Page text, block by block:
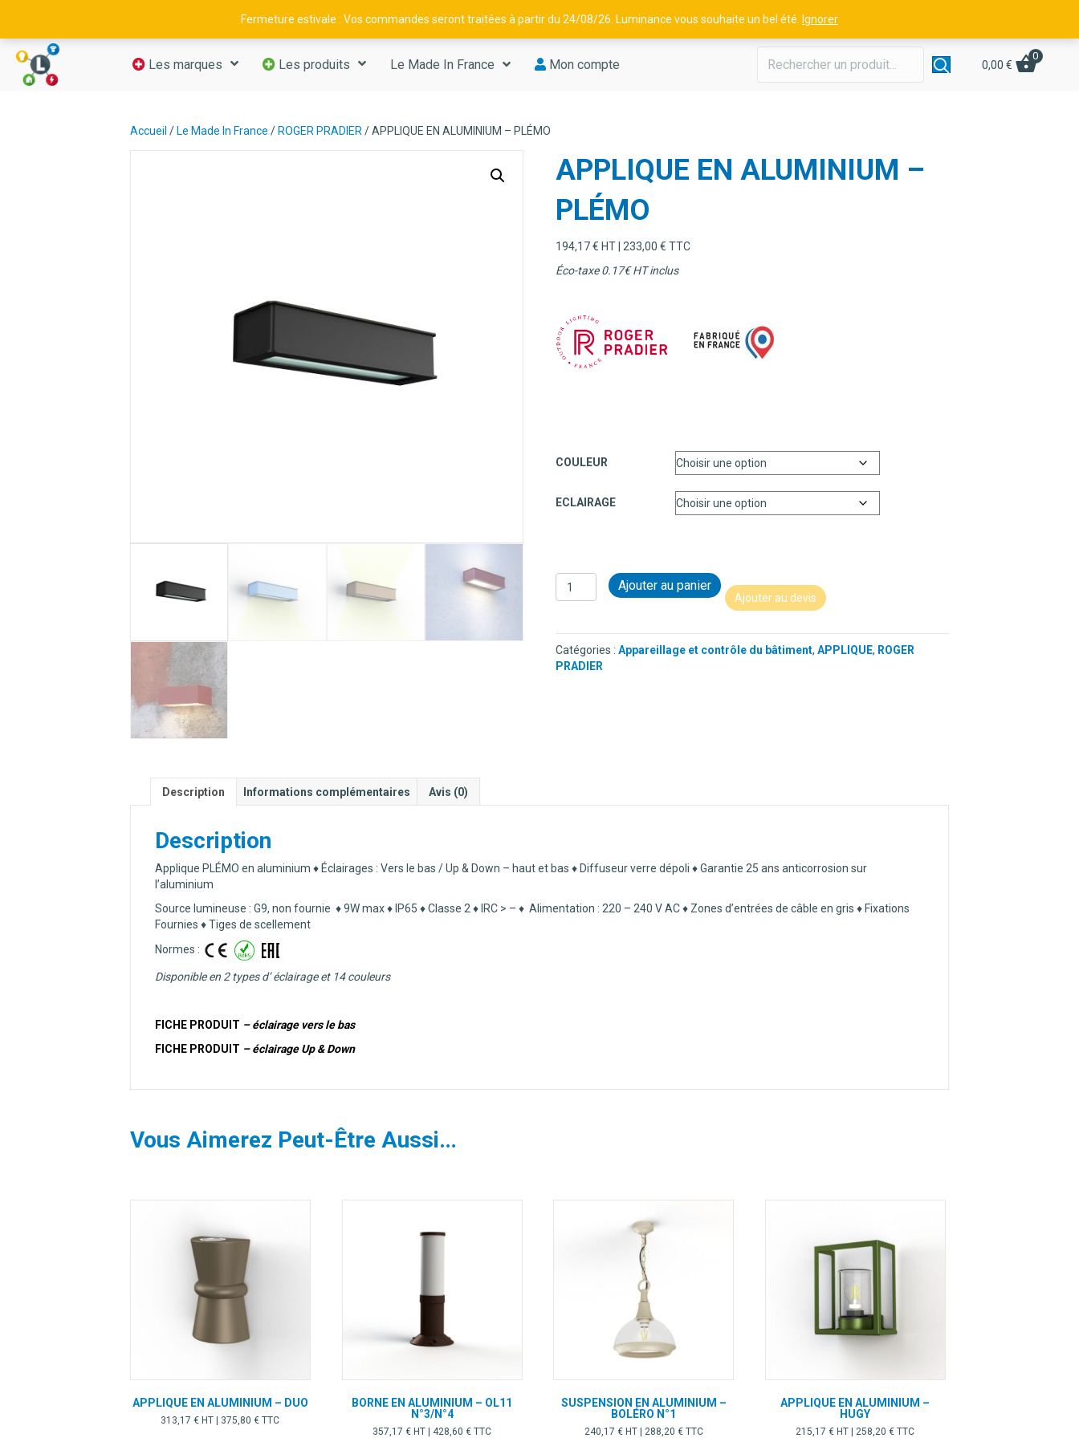
Fermeture estivale : Vos commandes seront traitées à partir du 24/08/26. Luminance vous souhaite un bel été. Ignorer
contact@luminance-fr.com
Les marques Les produits Le Made In France Mon compte 0,00 €
0
Accueil / Le Made In France / ROGER PRADIER / APPLIQUE EN ALUMINIUM – PLÉMO
APPLIQUE EN ALUMINIUM –
PLÉMO
194,17€ HT | 233,00€ TTC
Éco-taxe 0.17€ HT inclus
COULEUR
ECLAIRAGE
quantité
de
ALUMINIUM
-
Ajouter au panier
Ajouter au devis
Catégories :Appareillage et contrôle du bâtiment,APPLIQUE, ROGER
PRADIER
Description Informations complémentaires Avis (0)
Description
Applique PLÉMO en aluminium ♦ Éclairages : Vers le bas / Up & Down – haut et bas ♦ Diffuseur verre dépoli ♦ Garantie 25 ans anticorrosion sur
l’aluminium
Source lumineuse : G9, non fournie ♦ 9W max ♦ IP65 ♦ Classe 2 ♦ IRC > – ♦ Alimentation : 220 – 240 V AC ♦ Zones d’entrées de câble en gris ♦ Fixations
Fournies ♦ Tiges de scellement
Normes :
Disponible en 2 types d’ éclairage et 14 couleurs
FICHE PRODUIT – éclairage vers le bas
FICHE PRODUIT – éclairage Up & Down
Vous Aimerez Peut-Être Aussi…
APPLIQUE EN ALUMINIUM – DUO
313,17€ HT | 375,80€ TTC
BORNE EN ALUMINIUM – OL11
N°3/N°4
357,17€ HT | 428,60€ TTC
SUSPENSION EN ALUMINIUM –
BOLÉRO N°1
240,17 €HT | 288,20 €TTC
APPLIQUE EN ALUMINIUM –
HUGY
215,17€ HT | 258,20€ TTC